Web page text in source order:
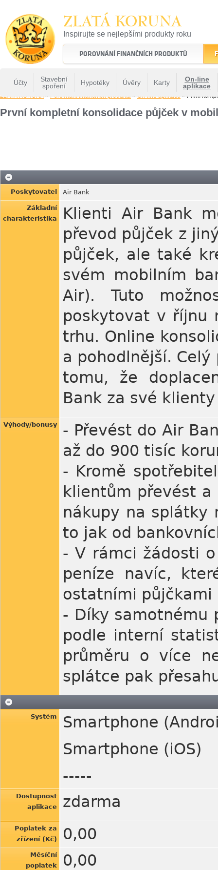
ZLATÁ KORUNA
Inspirujte se nejlepšími produkty roku
22 let tradice a kvality na finančním trhu
POROVNÁNÍ FINANČNÍCH PRODUKTŮ
Účty
Stavební
spoření
Hypotéky Úvěry Karty
On-line
aplikace
ZLATÁ KORUNA» Porovnání finančních produktů » On-line aplikace » První
První kompletní konsolidace půjček v
Poskytovatel Air Bank
Základní
charakteristika
Klienti Air Bank
převod půjček z
půjček, ale také
svém mobilním
Air). Tuto
poskytovat v říjnu
trhu. Online
a pohodlnější.
tomu, že
Bank za své
Výhody/bonusy
- Převést do Air
až do 900 tisíc
- Kromě
klientům převést
nákupy na splátky
to jak od
- V rámci žádosti
peníze navíc,
ostatními půjčkami
- Díky samotnému
podle interní
průměru o více
splátce pak
Systém
Smartphone
Smartphone (iOS)
-----
Dostupnost
aplikace
zdarma
Poplatek za
zřízení (Kč)
0,00
Měsíční
poplatek
0,00